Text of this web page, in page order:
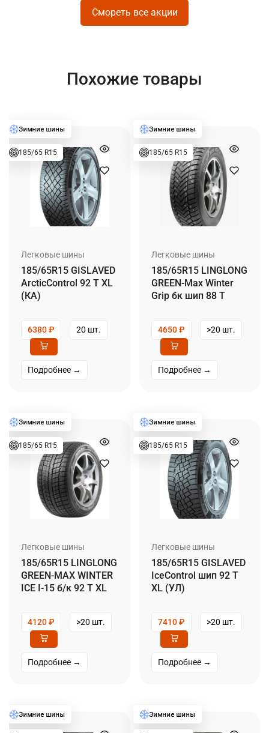
Смореть все акции
Похожие товары
185/65 R15
Легковые шины
185/65R15 GISLAVED
ArcticControl 92 T XL
(КА)
6380₽ 20 шт.
Подробнее →
185/65 R15
Легковые шины
185/65R15 LINGLONG
GREEN-Max Winter
Grip бк шип 88 T
4650₽ >20 шт.
Подробнее →
185/65 R15
Легковые шины
185/65R15 LINGLONG
GREEN-MAX WINTER
ICE I-15 б/к 92 T XL
4120₽ >20 шт.
Подробнее →
185/65 R15
Легковые шины
185/65R15 GISLAVED
IceControl шип 92 T
XL (УЛ)
7410₽ >20 шт.
Подробнее →